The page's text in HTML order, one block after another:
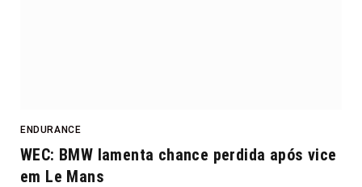
ENDURANCE
WEC: BMW lamenta chance perdida após vice
em Le Mans